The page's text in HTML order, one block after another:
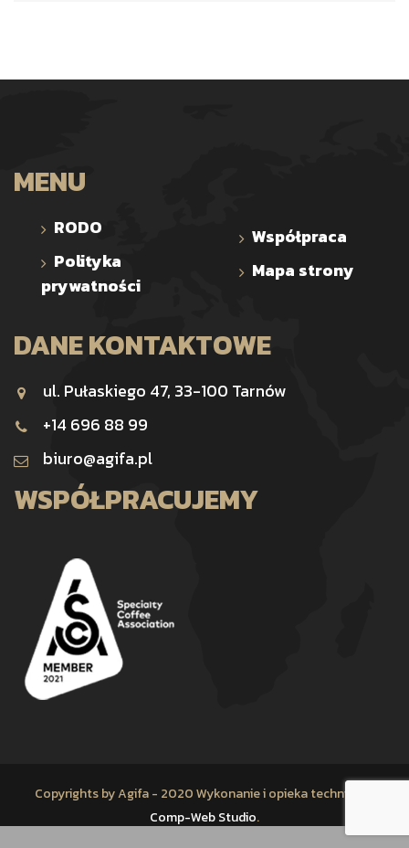
MENU
RODO
Polityka
prywatności
Współpraca
Mapa strony
DANE KONTAKTOWE
ul. Pułaskiego 47, 33-100 Tarnów
+14 696 88 99
biuro@agifa.pl
WSPÓŁPRACUJEMY
Copyrights by Agifa - 2020 Wykonanie i opieka techniczna
Comp-Web Studio.